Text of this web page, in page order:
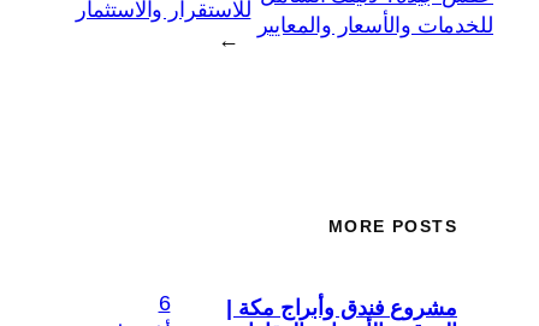
للخدمات والأسعار والمعايير
للاستقرار والاستثمار
→
MORE POSTS
مشروع فندق وأبراج مكة |
6